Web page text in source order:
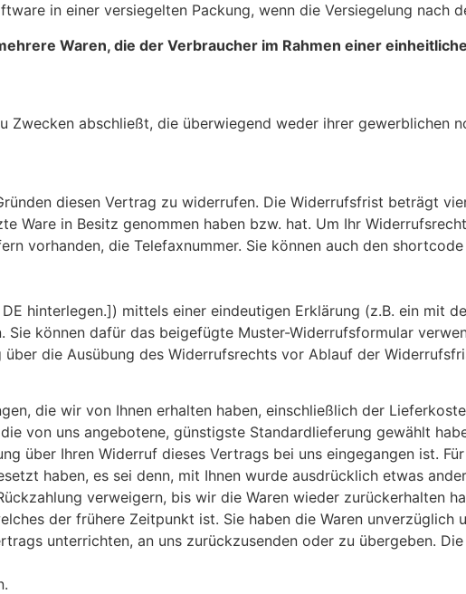
in einer versiegelten Packung, wenn die Versiegelung nach
Waren, die der Verbraucher im Rahmen einer
Zwecken abschließt, die überwiegend weder ihrer gewerblichen
diesen Vertrag zu widerrufen. Die Widerrufsfrist beträgt
in Besitz genommen haben bzw. hat. Um Ihr
vorhanden, die Telefaxnummer. Sie können auch den shortcode
hinterlegen.]) mittels einer eindeutigen Erklärung (z.B. ein mit
können dafür das beigefügte Muster-Widerrufsformular
die Ausübung des Widerrufsrechts vor Ablauf der
die wir von Ihnen erhalten haben, einschließlich der
von uns angebotene, günstigste Standardlieferung gewählt
über Ihren Widerruf dieses Vertrags bei uns eingegangen ist.
haben, es sei denn, mit Ihnen wurde ausdrücklich etwas
verweigern, bis wir die Waren wieder zurückerhalten
der frühere Zeitpunkt ist. Sie haben die Waren unverzüglich
unterrichten, an uns zurückzusenden oder zu übergeben.